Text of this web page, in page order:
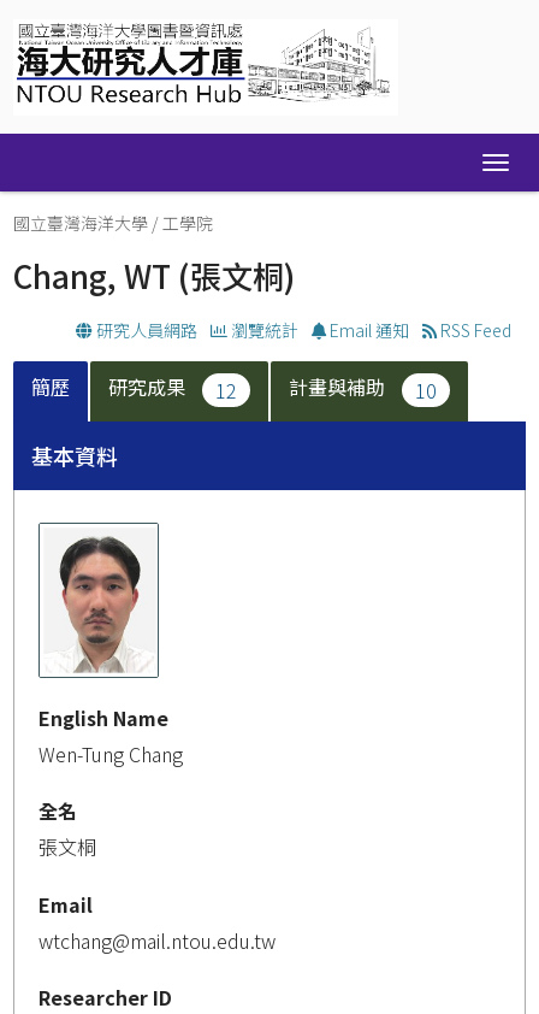
navigation
國立臺灣海洋大學 /工學院
Chang, WT (張文桐)
研究人員網路 瀏覽統計 Email 通知 RSS Feed
簡歷 研究成果 12 計畫與補助 10
基本資料
English Name
Wen-Tung Chang
全名
張文桐
Email
wtchang@mail.ntou.edu.tw
Researcher ID